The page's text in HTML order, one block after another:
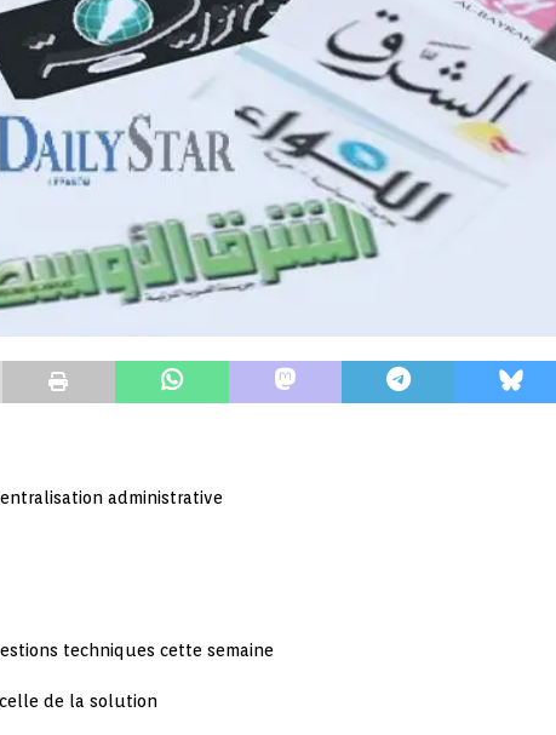
administrative
techniques cette semaine
celle de la solution